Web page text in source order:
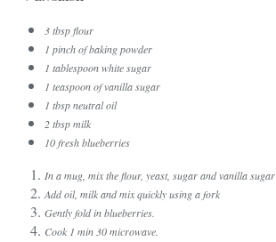
3 tbsp flour
1 pinch of baking powder
1 tablespoon white sugar
1 teaspoon of vanilla sugar
1 tbsp neutral oil
2 tbsp milk
10 fresh blueberries
In a mug, mix the flour, yeast, sugar and vanilla sugar
Add oil, milk and mix quickly using a fork
Gently fold in blueberries.
Cook 1 min 30 microwave.